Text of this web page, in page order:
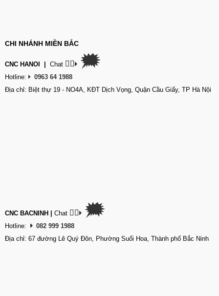
CHI NHÁNH MIỀN BẮC
CNC HANOI Chat 👉🏽 🗯
Hotline:
0963 64 1988
Địa chỉ: Biệt thự 19 - NO4A, KĐT Dịch Vọng, Quận Cầu Giấy, TP Hà Nội
CNC BACNINH Chat 👉🏽 🗯
Hotline:
082 999 1988
Địa chỉ: 67 đường Lê Quý Đôn, Phường Suối Hoa, Thành phố Bắc Ninh